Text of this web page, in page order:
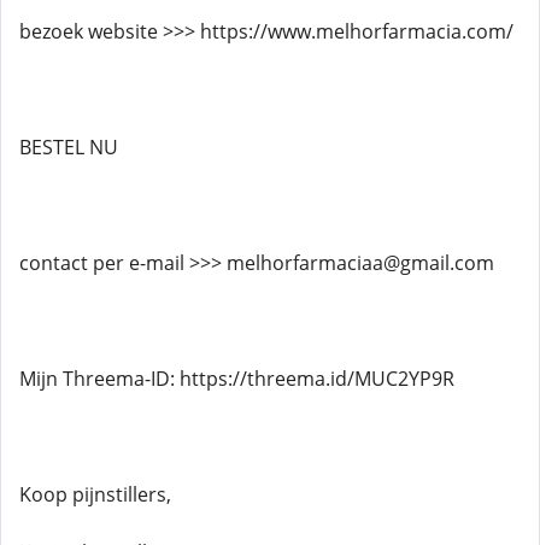
bezoek website >>> https://www.melhorfarmacia.com/
BESTEL NU
contact per e-mail >>> melhorfarmaciaa@gmail.com
Mijn Threema-ID: https://threema.id/MUC2YP9R
Koop pijnstillers,